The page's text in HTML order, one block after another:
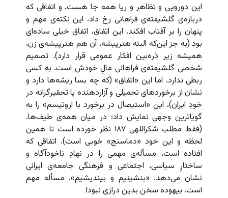
این دورویی و تظاهر و ریا همه جا هست. و اتفاقی که
درباره‌ی گلشیفته‌ی فراهانی رخ داد، این نکته‌ی مهم و
پنهان را بر آفتاب افکند. این اتفاق، اتفاق خیلی ساده‌ای
بود (به جز این‌که البته هنرپیشه،‌ آن هم هنرپیشه‌ی زن،
همیشه زیر ذره‌بین افکار عمومی قرار دارد). تصمیم
شخصی گلشیفته‌ی فراهانی مالِ خودش است. به کسی
ربطی ندارد. اما این «اتفاق» (که چه بسا ریشه‌ها دارد و
نشان از برخوردهای تحمیلی و آزاردهنده یا تحقیرگرانه در
خودِ ایران)، این «استیصال در برخورد با اروتیسم» را به
گویاترین وجهی نمایش داد؛ در میان همه‌ی طیف‌ها.
(فقط مطلب شکراللهی ۱۸۷ نظر خورده است تا همین
لحظه و این خود «دماسنج» خوبی است). اتفاقی که
افتاده است، مسأله‌ی مهمی را در نهادِ ناخودآگاه و
ساختارِ سیاسی، اجتماعی و فرهنگی جامعه‌ی ایرانی
نشان می‌دهد. «بنشینیم و بیندیشیم». مسأله مهم
است. بیهوده سخن بدین درازی نبود!